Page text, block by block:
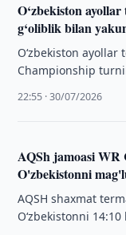
O‘zbekiston
g‘oliblik bilan
O‘zbekiston ayollar
Championship
22:55 · 30/07/2026
AQSh jamoasi WR
O'zbekistonni
AQSH shaxmat
O‘zbekistonni